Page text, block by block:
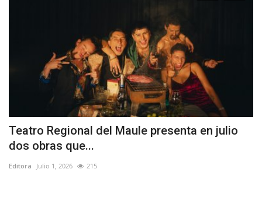
Teatro Regional del Maule presenta en julio
dos obras que...
Editora Julio 1, 2026 215